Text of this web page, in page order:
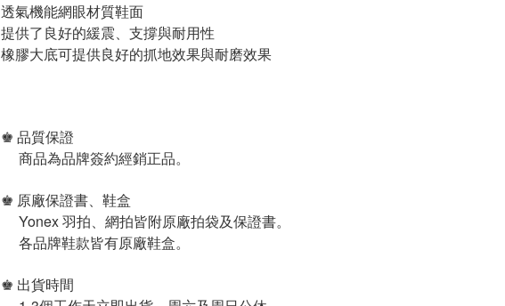
透氣機能網眼材質鞋面
提供了良好的緩震、支撐與耐用性
橡膠大底可提供良好的抓地效果與耐磨效果
♚ 品質保證
商品為品牌簽約經銷正品。
♚ 原廠保證書、鞋盒
Yonex 羽拍、網拍皆附原廠拍袋及保證書。
各品牌鞋款皆有原廠鞋盒。
♚ 出貨時間